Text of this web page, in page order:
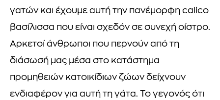
γατών και έχουμε αυτή την πανέμορφη calico
βασίλισσα που είναι σχεδόν σε συνεχή οίστρο.
Αρκετοί άνθρωποι που περνούν από τη
διάσωσή μας μέσα στο κατάστημα
προμηθειών κατοικίδιων ζώων δείχνουν
ενδιαφέρον για αυτή τη γάτα. Το γεγονός ότι